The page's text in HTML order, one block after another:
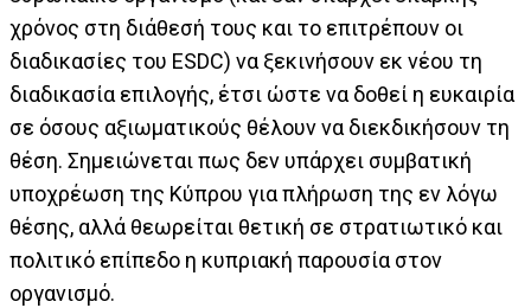
χρόνος στη διάθεσή τους και το επιτρέπουν οι
διαδικασίες του ESDC) να ξεκινήσουν εκ νέου τη
διαδικασία επιλογής, έτσι ώστε να δοθεί η ευκαιρία
σε όσους αξιωματικούς θέλουν να διεκδικήσουν τη
θέση. Σημειώνεται πως δεν υπάρχει συμβατική
υποχρέωση της Κύπρου για πλήρωση της εν λόγω
θέσης, αλλά θεωρείται θετική σε στρατιωτικό και
πολιτικό επίπεδο η κυπριακή παρουσία στον
οργανισμό.